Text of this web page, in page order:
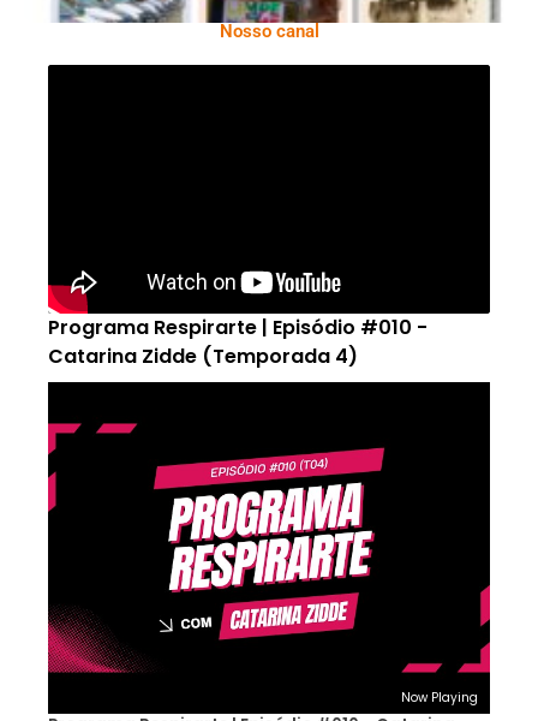
Nosso canal
Programa Respirarte | Episódio #010 -
Catarina Zidde (Temporada 4)
Now Playing